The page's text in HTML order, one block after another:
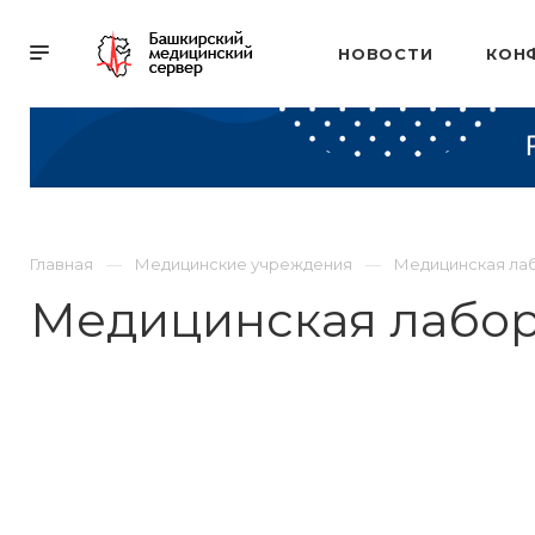
НОВОСТИ
Главная Медицинские учреждения Медицинская
Медицинская